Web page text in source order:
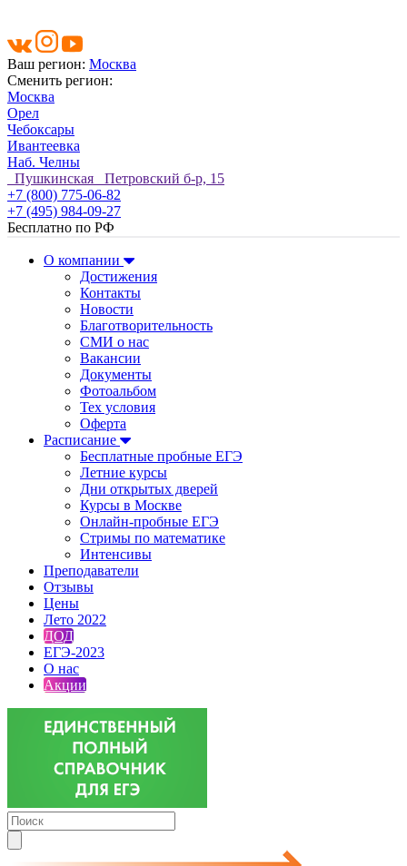
Ваш регион: Москва
Сменить регион:
Москва
Орел
Чебоксары
Ивантеевка
Наб. Челны
Пушкинская Петровский б-р, 15
+7 (800) 775-06-82
+7 (495) 984-09-27
Бесплатно по РФ
О компании
Достижения
Контакты
Новости
Благотворительность
СМИ о нас
Вакансии
Документы
Фотоальбом
Тех условия
Оферта
Расписание
Бесплатные пробные ЕГЭ
Летние курсы
Дни открытых дверей
Курсы в Москве
Онлайн-пробные ЕГЭ
Стримы по математике
Интенсивы
Преподаватели
Отзывы
Цены
Лето 2022
ДОД
ЕГЭ-2023
О нас
Акции